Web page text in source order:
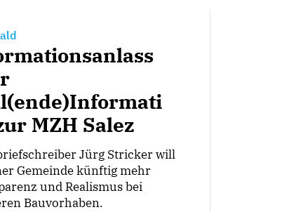
MZH Salez
Jürg Stricker will
Gemeinde künftig mehr
und Realismus bei
Bauvorhaben.